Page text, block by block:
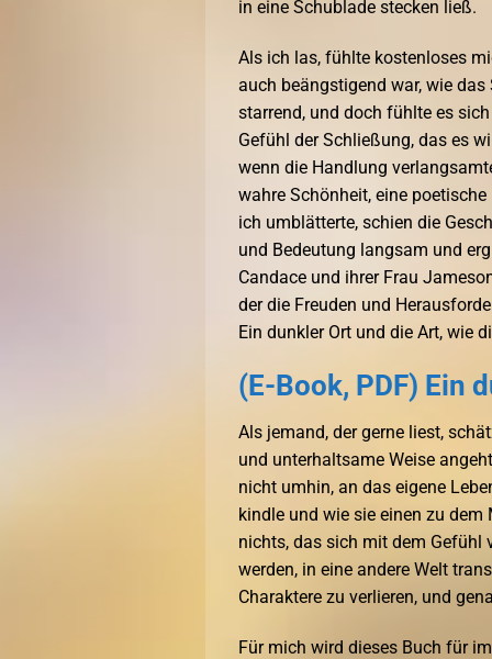
in eine Schublade stecken ließ.
Als ich las, fühlte kostenloses
auch beängstigend war, wie das
starrend, und doch fühlte es
Gefühl der Schließung, das es
wenn die Handlung
wahre Schönheit, eine
ich umblätterte, schien die
und Bedeutung langsam und
Candace und ihrer Frau
der die Freuden und
Ein dunkler Ort und die Art, wie
(E-Book, PDF) Ein
Als jemand, der gerne liest,
und unterhaltsame Weise
nicht umhin, an das eigene
kindle und wie sie einen zu
nichts, das sich mit dem Gefühl
werden, in eine andere Welt
Charaktere zu verlieren, und
Für mich wird dieses Buch für